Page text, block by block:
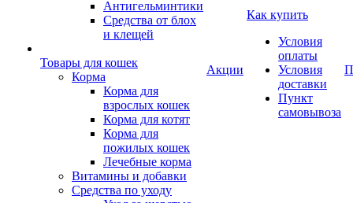
Антигельминтики
Средства от блох
и клещей
Товары для кошек
Корма
Корма для
взрослых кошек
Корма для котят
Корма для
пожилых кошек
Лечебные корма
Витамины и добавки
Средства по уходу
Акции
Как купить
Условия
оплаты
Условия
доставки
Пункт
самовывоза